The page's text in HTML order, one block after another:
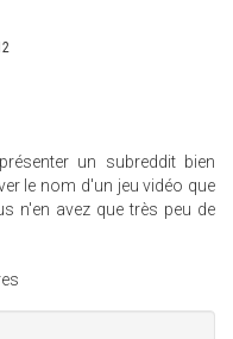
un subreddit bien
le nom d'un jeu vidéo que
n'en avez que très peu de